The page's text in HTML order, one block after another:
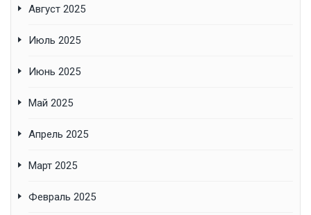
Август 2025
Июль 2025
Июнь 2025
Май 2025
Апрель 2025
Март 2025
Февраль 2025